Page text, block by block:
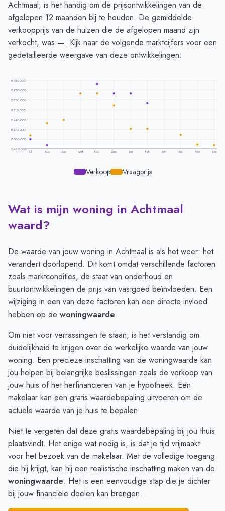
Achtmaal, is het handig om de prijsontwikkelingen van de
afgelopen 12 maanden bij te houden. De gemiddelde
verkoopprijs van de huizen die de afgelopen maand zijn
verkocht, was —. Kijk naar de volgende marktcijfers voor een
gedetailleerde weergave van deze ontwikkelingen:
€ 920.000
€ 850.000
€ 780.000
€ 710.000
€ 640.000
€ 570.000
€ 500.000
€ 430.000
Jul Aug Sep Okt Nov Dec Jan Feb Mrt Apr Mei Jun
Verkoop Vraagprijs
Prijsontwikkeling per maand -Achtmaal
Vraagprijs
Verkoopprijs
Juli
€ 456.000
September € 639.000 -
Oktober
€ 827.000
November
€ 827.000
€ 895.000
December
€ 743.000
€ 827.000
Januari
€ 575.000 € 827.000
Maart
-
-
April
€ 529.500 -
Mei
€ 459.600 -
Juni
€ 456.166 -
Wat is mijn woning in Achtmaal
waard?
De waarde van jouw woning in Achtmaal is als het weer: het
verandert doorlopend. Dit komt omdat verschillende factoren
zoals marktcondities, de staat van onderhoud en
buurtontwikkelingen de prijs van vastgoed beïnvloeden. Een
wijziging in een van deze factoren kan een directe invloed
hebben op de woningwaarde.
Om niet voor verrassingen te staan, is het verstandig om
duidelijkheid te krijgen over de werkelijke waarde van jouw
woning. Een precieze inschatting van de woningwaarde kan
jou helpen bij belangrijke beslissingen zoals de verkoop van
jouw huis of het herfinancieren van je hypotheek. Een
makelaar kan een gratis waardebepaling uitvoeren om de
actuele waarde van je huis te bepalen.
Niet te vergeten dat deze gratis waardebepaling bij jou thuis
plaatsvindt. Het enige wat nodig is, is dat je tijd vrijmaakt
voor het bezoek van de makelaar. Met de volledige toegang
die hij krijgt, kan hij een realistische inschatting maken van de
woningwaarde. Het is een eenvoudige stap die je dichter
bij jouw financiële doelen kan brengen.